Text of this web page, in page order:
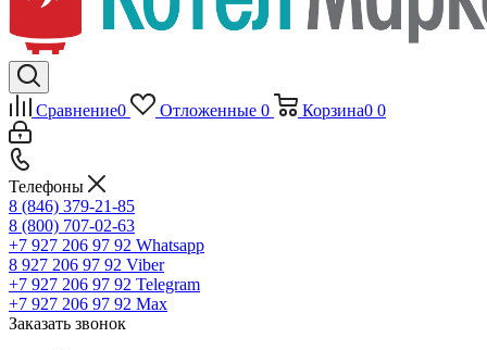
Сравнение0 Отложенные 0 Корзина0 0
Телефоны
8 (846) 379-21-85
8 (800) 707-02-63
+7 927 206 97 92 Whatsapp
8 927 206 97 92 Viber
+7 927 206 97 92 Telegram
+7 927 206 97 92 Max
Заказать звонок